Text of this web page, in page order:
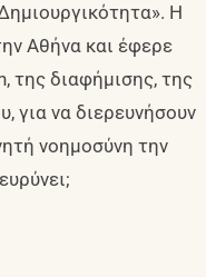
Η
Αθήνα και έφερε
της διαφήμισης, της
για να διερευνήσουν
νοημοσύνη την